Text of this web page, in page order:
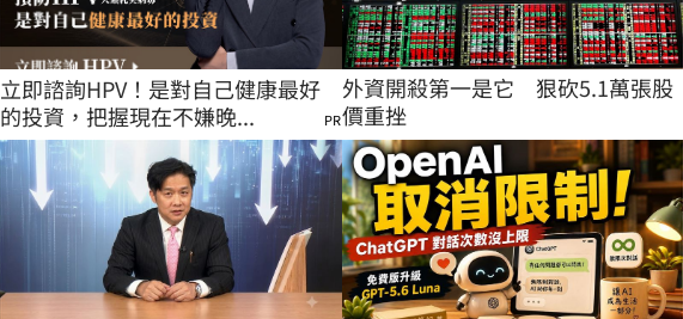
立即諮詢HPV！是對自己健康最好
的投資，把握現在不嫌晚...
PR
外資開殺第一是它　狠砍5.1萬張股
價重挫